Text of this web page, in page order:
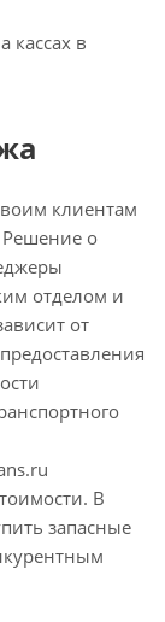
кассах в
клиентам
Решение о
отделом и
от
В
запасные